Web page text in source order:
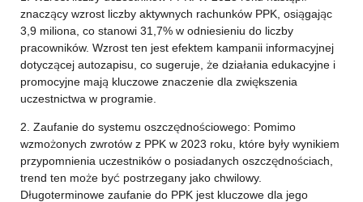
znaczący wzrost liczby aktywnych rachunków PPK, osiągając
3,9 miliona, co stanowi 31,7% w odniesieniu do liczby
pracowników. Wzrost ten jest efektem kampanii informacyjnej
dotyczącej autozapisu, co sugeruje, że działania edukacyjne i
promocyjne mają kluczowe znaczenie dla zwiększenia
uczestnictwa w programie.
2. Zaufanie do systemu oszczędnościowego: Pomimo
wzmożonych zwrotów z PPK w 2023 roku, które były wynikiem
przypomnienia uczestników o posiadanych oszczędnościach,
trend ten może być postrzegany jako chwilowy.
Długoterminowe zaufanie do PPK jest kluczowe dla jego